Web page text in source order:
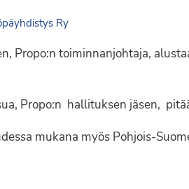
Ry
Propo:n toiminnanjohtaja,
Propo:n hallituksen jäsen,
mukana myös Pohjois-